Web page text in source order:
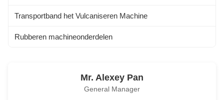
Transportband het Vulcaniseren Machine
Rubberen machineonderdelen
Mr. Alexey Pan
General Manager